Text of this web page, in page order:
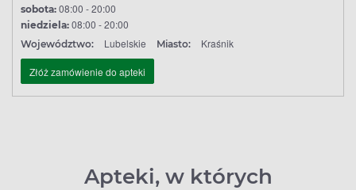
sobota: 08:00 - 20:00
niedziela: 08:00 - 20:00
Województwo: Lubelskie Miasto: Kraśnik
Złóż zamówienie do apteki
Apteki, w których